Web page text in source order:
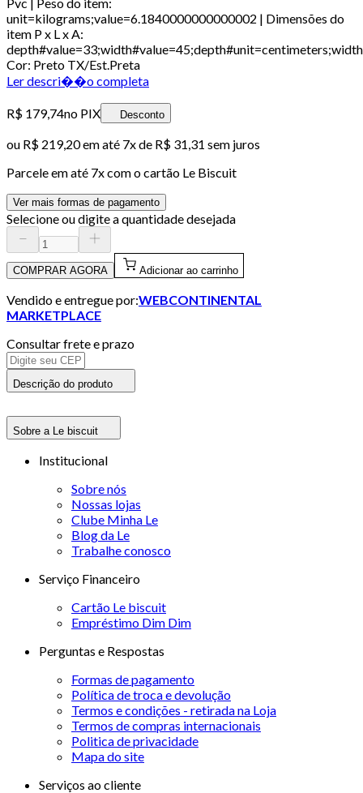
unit=kilograms;value=6.1840000000000002 | Dimensões do
item P x L x A:
Cor: Preto TX/Est.Preta
Ler descri��o completa
R$ 179,74no PIX Desconto
ou R$ 219,20em até 7x de R$ 31,31 sem juros
Parcele em até 7x com o cartão Le Biscuit
Ver mais formas de pagamento
Selecione ou digite a quantidade desejada
COMPRAR AGORA Adicionar ao carrinho
Vendido e entregue por:WEBCONTINENTAL
MARKETPLACE
Consultar frete e prazo
Descrição do produto
Sobre a Le biscuit
Institucional
Sobre nós
Nossas lojas
Clube Minha Le
Blog da Le
Trabalhe conosco
Serviço Financeiro
Cartão Le biscuit
Empréstimo Dim Dim
Perguntas e Respostas
Formas de pagamento
Política de troca e devolução
Termos e condições - retirada na Loja
Termos de compras internacionais
Politica de privacidade
Mapa do site
Serviços ao cliente